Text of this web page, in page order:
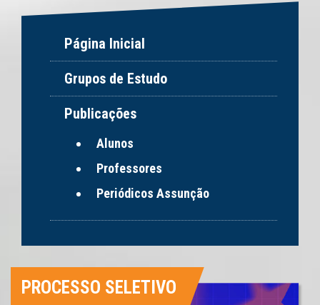
Página Inicial
Grupos de Estudo
Publicações
Alunos
Professores
Periódicos Assunção
PROCESSO SELETIVO